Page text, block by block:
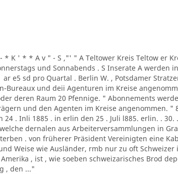
* K ' * * A v " - S ,"' " A Teltower Kreis Teltow er
und Sonnabends . S Inserate A werden
ar e5 sd pro Quartal . Berlin W. , Potsdamer
Bureaux und deii Agenturen im Kreise
deren Raum 20 Pfennige. " Abonnements
und den Agenten im Kreise angenommen. "
24 . Inli 1885 . in erlin den 25 . Juli l885. erlin. .
dernalen aus Arbeiterversammlungen in
. von früherer Präsident Vereinigten eine
Weise wie Ausländer, rmb nur zu oft Schweizer
, ist , wie soeben schweizarisches Brod
, den ..."